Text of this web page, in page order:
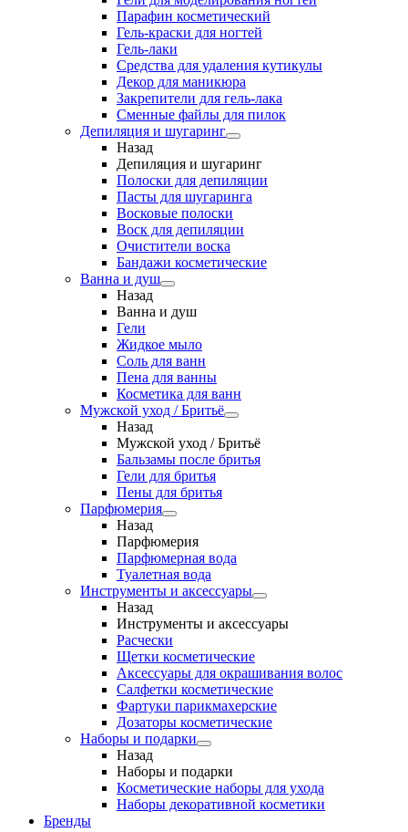
Парафин косметический
Гель-краски для ногтей
Гель-лаки
Средства для удаления кутикулы
Декор для маникюра
Закрепители для гель-лака
Сменные файлы для пилок
Депиляция и шугаринг
Назад
Депиляция и шугаринг
Полоски для депиляции
Пасты для шугаринга
Восковые полоски
Воск для депиляции
Очистители воска
Бандажи косметические
Ванна и душ
Назад
Ванна и душ
Гели
Жидкое мыло
Соль для ванн
Пена для ванны
Косметика для ванн
Мужской уход / Бритьё
Назад
Мужской уход / Бритьё
Бальзамы после бритья
Гели для бритья
Пены для бритья
Парфюмерия
Назад
Парфюмерия
Парфюмерная вода
Туалетная вода
Инструменты и аксессуары
Назад
Инструменты и аксессуары
Расчески
Щетки косметические
Аксессуары для окрашивания волос
Салфетки косметические
Фартуки парикмахерские
Дозаторы косметические
Наборы и подарки
Назад
Наборы и подарки
Косметические наборы для ухода
Наборы декоративной косметики
Бренды